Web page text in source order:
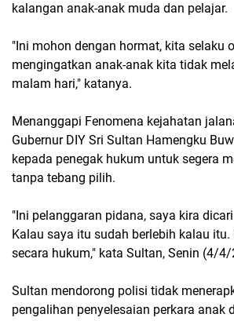
kalangan anak-anak muda dan pelajar.
"Ini mohon dengan hormat, kita selaku
mengingatkan anak-anak kita tidak
malam hari," katanya.
Menanggapi Fenomena kejahatan
Gubernur DIY Sri Sultan Hamengku
kepada penegak hukum untuk segera
tanpa tebang pilih.
"Ini pelanggaran pidana, saya kira
Kalau saya itu sudah berlebih kalau itu.
secara hukum," kata Sultan, Senin (4/
Sultan mendorong polisi tidak
pengalihan penyelesaian perkara anak